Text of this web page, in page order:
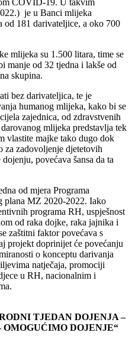
COVID-19. U takvim
je u Banci mlijeka
181 darivateljice, a oko 700
mlijeka su 1.500 litara, time se
manje od 32 tjedna i lakše od
skupina.
bez darivateljica, te je
humanog mlijeka, kako bi se
zajednica, od zdravstvenih
mlijeka predstavlja tek
vlastite majke tako dugo dok
za zadovoljenje djetetovih
povećava šansa da ta
od mjera Programa
plana MZ 2020-2022. Iako
programa RH, uspješnost
od raka dojke, raka jajnika i
zaštitni faktor povećava s
projekt doprinijet će povećanju
o konceptu darivanja
natječaja, promociji
u RH, nacionalnim i
TJEDAN DOJENJA –
DOJENJE“